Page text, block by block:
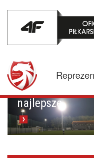
Mistrzowskie
karne z
Pucharowa
przygoda trwa w
najlepsze